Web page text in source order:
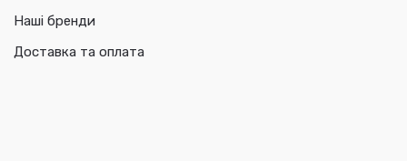
Наші бренди
Доставка та оплата